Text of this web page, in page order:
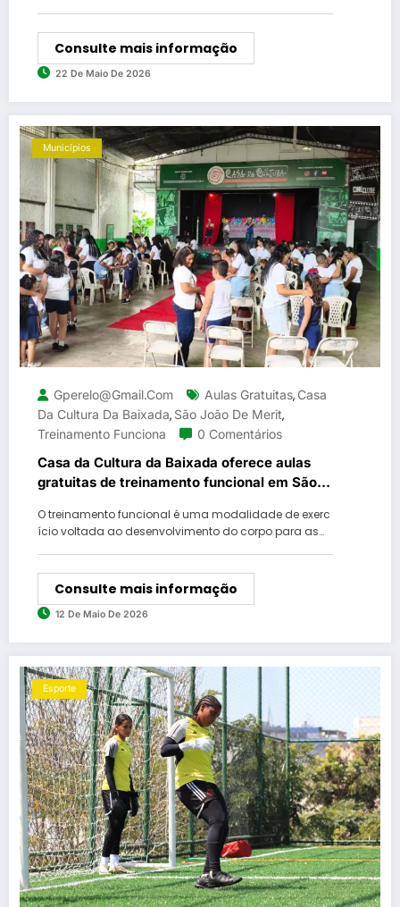
Consulte mais informação
22 De Maio De 2026
Municípios
Gperelo@gmail.com Aulas Gratuitas, Casa
Da Cultura Da Baixada, São João De Merit,
Treinamento Funciona
0 Comentários
Casa da Cultura da Baixada oferece aulas
gratuitas de treinamento funcional em São
O treinamento funcional é uma modalidade de exerc
ício voltada ao desenvolvimento do corpo para as…
Consulte mais informação
12 De Maio De 2026
Esporte